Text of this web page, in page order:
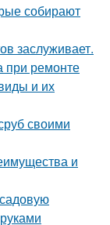
собирают
заслуживает.
при ремонте
и их
своими
и